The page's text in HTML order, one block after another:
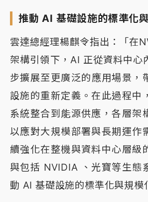
推動 AI 基礎設施的標準化
雲達總經理楊麒令指出：「在
架構引領下，AI 正從資料中心
步擴展至更廣泛的應用場景，
設施的重新定義。在此過程中
系統整合到能源供應，各層架
以應對大規模部署與長期運作
續強化在整機與資料中心層級
與包括 NVIDIA 、光寶等生態
動 AI 基礎設施的標準化與規模